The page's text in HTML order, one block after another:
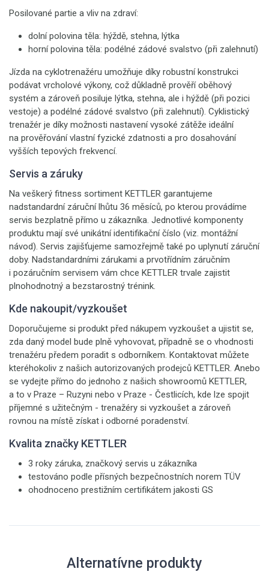
Posilované partie a vliv na zdraví:
dolní polovina těla: hýždě, stehna, lýtka
horní polovina těla: podélné zádové svalstvo (při zalehnutí)
Jízda na cyklotrenažéru umožňuje díky robustní konstrukci
podávat vrcholové výkony, což důkladně prověří oběhový
systém a zároveň posiluje lýtka, stehna, ale i hýždě (při pozici
vestoje) a podélné zádové svalstvo (při zalehnutí). Cyklistický
trenažér je díky možnosti nastavení vysoké zátěže ideální
na prověřování vlastní fyzické zdatnosti a pro dosahování
vyšších tepových frekvencí.
Servis a záruky
Na veškerý fitness sortiment KETTLER garantujeme
nadstandardní záruční lhůtu 36 měsíců, po kterou provádíme
servis bezplatně přímo u zákazníka. Jednotlivé komponenty
produktu mají své unikátní identifikační číslo (viz. montážní
návod). Servis zajišťujeme samozřejmě také po uplynutí záruční
doby. Nadstandardními zárukami a prvotřídním záručním
i pozáručním servisem vám chce KETTLER trvale zajistit
plnohodnotný a bezstarostný trénink.
Kde nakoupit/vyzkoušet
Doporučujeme si produkt před nákupem vyzkoušet a ujistit se,
zda daný model bude plně vyhovovat, případně se o vhodnosti
trenažéru předem poradit s odborníkem. Kontaktovat můžete
kteréhokoliv z našich autorizovaných prodejců KETTLER. Anebo
se vydejte přímo do jednoho z našich showroomů KETTLER,
a to v Praze – Ruzyni nebo v Praze - Čestlicích, kde lze spojit
příjemné s užitečným - trenažéry si vyzkoušet a zároveň
rovnou na místě získat i odborné poradenství.
Kvalita značky KETTLER
3 roky záruka, značkový servis u zákazníka
testováno podle přísných bezpečnostních norem TÜV
ohodnoceno prestižním certifikátem jakosti GS
Alternatívne produkty